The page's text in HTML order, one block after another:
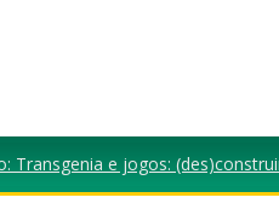
Transgenia e jogos: